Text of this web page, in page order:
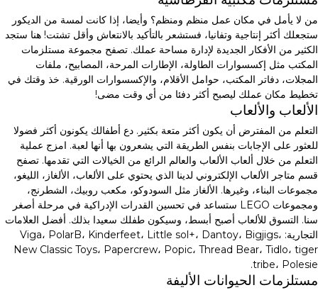
من لا يأمل في مكان عمل منظم ومنظم؟ وأيضا، إذا كانت لمسة من الديكور
ستجعلك أكثر إنتاجية وتفانيا، فستشعر بالتأكيد بالانتعاش وأقل تشتت! هنا ستجد
الكثير من الأفكار الجديدة لإدارة مساحة عملك. تصفح مجموعة مستلزمات
المكتب مثل إكسسوارات الطاولة، الإطارات المرحة، المصابيح، ملفات
المجلات، دفاتر المكتب، حوامل الأقلام، والإكسسوارات الورقية. خذ وقتك في
تخطيط مكان عملك ليصبح أكثر دفئا من أي وقت مضى!
الألعاب والألعاب
التعلم من المفترض أن يكون أكثر متعة بكثير. دع أطفالك يكونون أكثر فضولا
للعثور على الإجابات بنفس الطريقة التي يشعرون بها أنها لعبة. امزج عملية
التعلم من خلال ألعاب الألعاب والعالم الرائع من الخيالات التي تقدمها. تصفح
قسم متاجر الألعاب الإلكتروني لدينا الذي يحتوي على الألعاب، الألغاز، الليغو،
مجموعات البناء، وغيرها. الألغاز مثل السودوكو، مكعب روبيك، الشطرنج،
ومجموعات LEGO ستساعد في تحسين القدرات الإدراكية في مرحلة أصغر
سنا. التسوق للألعاب أصبح أبسط، وسيكون طفلك سعيدا بذلك. أفضل العلامات
التجارية: Viga، PolarB، Kinderfeet، Little sol+، Dantoy، Bigjigs،
New Classic Toys، Papercrew، Popic، Thread Bear، Tidlo، tiger
tribe، Polesie.
مستلزمات الحيوانات الأليفة